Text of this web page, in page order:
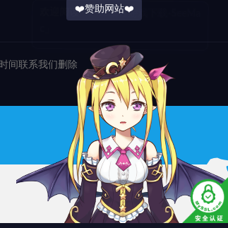
❤️赞助网站❤️
间联系我们删除